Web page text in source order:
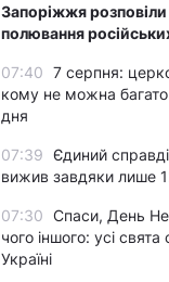
Запоріжжя
полювання
07:40 7 серпня:
кому не можна
дня
07:39 Єдиний справді
вижив завдяки лише
07:30 Спаси, День
чого іншого: усі
Україні